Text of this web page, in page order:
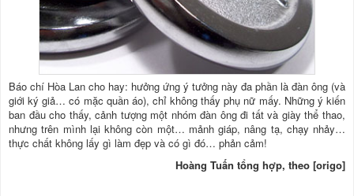
Báo chí Hòa Lan cho hay: hưởng ứng ý tưởng này đa phần là đàn ông (và
giới ký giả… có mặc quần áo), chỉ không thấy phụ nữ mấy. Những ý kiến
ban đầu cho thấy, cảnh tượng một nhóm đàn ông đi tất và giày thể thao,
nhưng trên mình lại không còn một… mảnh giáp, nâng tạ, chạy nhảy…
thực chất không lấy gì làm đẹp và có gì đó… phản cảm!
Hoàng Tuấn tổng hợp, theo [origo]